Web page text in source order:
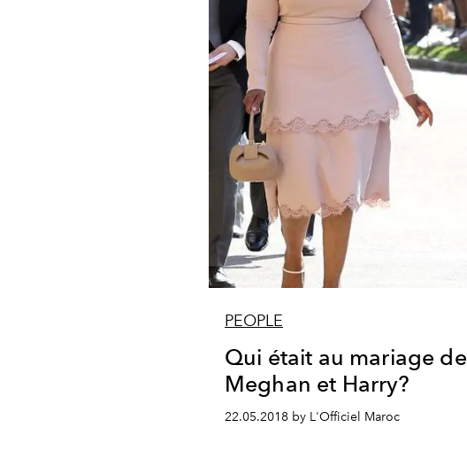
PEOPLE
Qui était au mariage de
Meghan et Harry?
22.05.2018 by L'Officiel Maroc